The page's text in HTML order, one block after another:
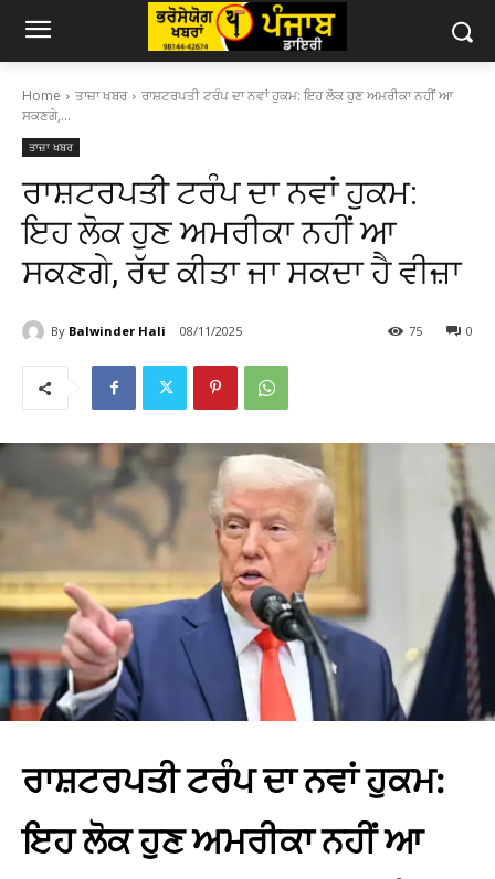
Home ਤਾਜ਼ਾ ਖਬਰ
ਰਾਸ਼ਟਰਪਤੀ ਟਰੰਪ ਦਾ ਨਵਾਂ ਹੁਕਮ: ਇਹ ਲੋਕ ਹੁਣ ਅਮਰੀਕਾ ਨਹੀਂ ਆ
ਸਕਣਗੇ,...
ਤਾਜ਼ਾ ਖਬਰ
ਰਾਸ਼ਟਰਪਤੀ ਟਰੰਪ ਦਾ ਨਵਾਂ ਹੁਕਮ:
ਇਹ ਲੋਕ ਹੁਣ ਅਮਰੀਕਾ ਨਹੀਂ ਆ
ਸਕਣਗੇ, ਰੱਦ ਕੀਤਾ ਜਾ ਸਕਦਾ ਹੈ ਵੀਜ਼ਾ
By Balwinder Hali 08/11/2025 0
75
ਰਾਸ਼ਟਰਪਤੀ ਟਰੰਪ ਦਾ ਨਵਾਂ ਹੁਕਮ:
ਇਹ ਲੋਕ ਹੁਣ ਅਮਰੀਕਾ ਨਹੀਂ ਆ